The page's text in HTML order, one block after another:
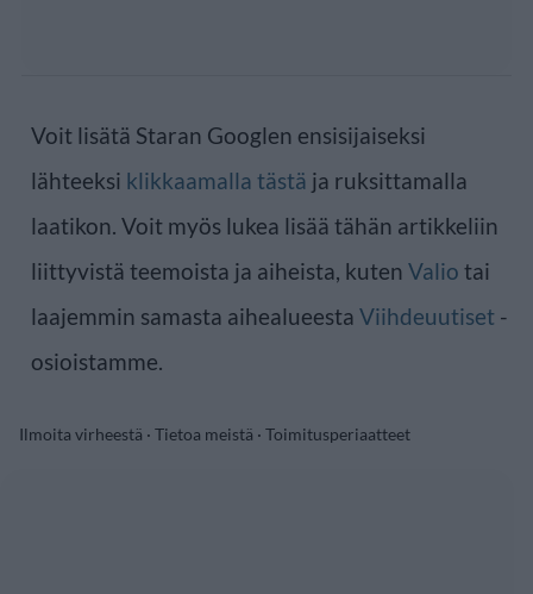
Voit lisätä Staran Googlen ensisijaiseksi
lähteeksi klikkaamalla tästä ja ruksittamalla
laatikon. Voit myös lukea lisää tähän artikkeliin
liittyvistä teemoista ja aiheista, kuten Valio tai
laajemmin samasta aihealueesta Viihdeuutiset -
osioistamme.
Ilmoita virheestä · Tietoa meistä · Toimitusperiaatteet